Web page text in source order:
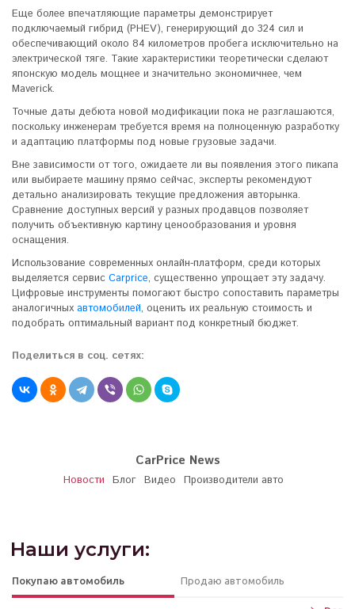
CarPrice News
Новости Блог Видео Производители авто
Еще более впечатляющие параметры демонстрирует
подключаемый гибрид (PHEV), генерирующий до 324 сил и
обеспечивающий около 84 километров пробега исключительно на
электрической тяге. Такие характеристики теоретически сделают
японскую модель мощнее и значительно экономичнее, чем
Maverick.
Точные даты дебюта новой модификации пока не разглашаются,
поскольку инженерам требуется время на полноценную разработку
и адаптацию платформы под новые грузовые задачи.
Вне зависимости от того, ожидаете ли вы появления этого пикапа
или выбираете машину прямо сейчас, эксперты рекомендуют
детально анализировать текущие предложения авторынка.
Сравнение доступных версий у разных продавцов позволяет
получить объективную картину ценообразования и уровня
оснащения.
Использование современных онлайн-платформ, среди которых
выделяется сервис Carprice, существенно упрощает эту задачу.
Цифровые инструменты помогают быстро сопоставить параметры
аналогичных автомобилей, оценить их реальную стоимость и
подобрать оптимальный вариант под конкретный бюджет.
Поделиться в соц. сетях:
Наши услуги:
Покупаю автомобиль Продаю автомобиль